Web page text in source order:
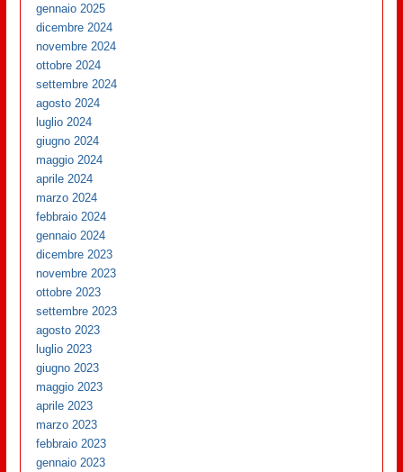
gennaio 2025
dicembre 2024
novembre 2024
ottobre 2024
settembre 2024
agosto 2024
luglio 2024
giugno 2024
maggio 2024
aprile 2024
marzo 2024
febbraio 2024
gennaio 2024
dicembre 2023
novembre 2023
ottobre 2023
settembre 2023
agosto 2023
luglio 2023
giugno 2023
maggio 2023
aprile 2023
marzo 2023
febbraio 2023
gennaio 2023